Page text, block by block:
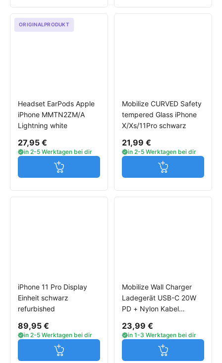
ORIGINALPRODUKT
Headset EarPods Apple
iPhone MMTN2ZM/A
Lightning white
27,95 €
in 2-5 Werktagen bei dir
Jetzt in den Warenkorb
Mobilize CURVED Safety
tempered Glass iPhone
X/Xs/11Pro schwarz
21,99 €
in 2-5 Werktagen bei dir
Jetzt in den
iPhone 11 Pro Display
Einheit schwarz
refurbished
89,95 €
in 2-5 Werktagen bei dir
Jetzt in den Warenkorb
Mobilize Wall Charger
Ladegerät USB-C 20W
PD + Nylon Kabel
23,99 €
in 1-3 Werktagen bei dir
Jetzt in den